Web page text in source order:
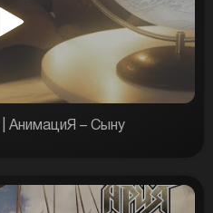
АнимациЯ – Сыну